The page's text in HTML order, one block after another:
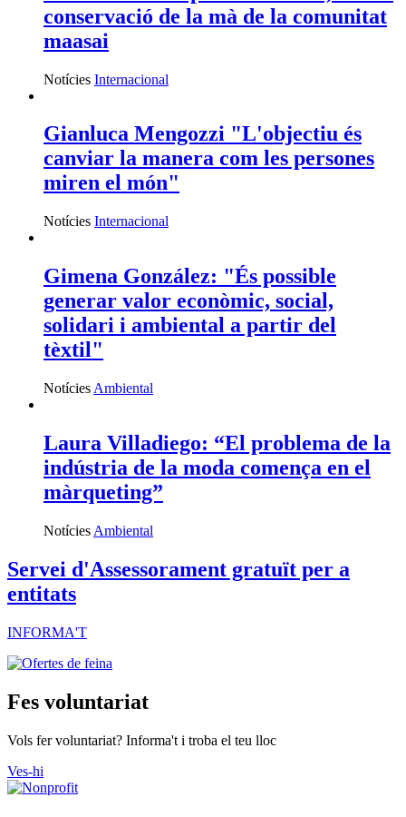
conservació de la mà de la comunitat
maasai
Notícies Internacional
Gianluca Mengozzi "L'objectiu és
canviar la manera com les persones
miren el món"
Notícies Internacional
Gimena González: "És possible
generar valor econòmic, social,
solidari i ambiental a partir del
tèxtil"
Notícies Ambiental
Laura Villadiego: “El problema de la
indústria de la moda comença en el
màrqueting”
Notícies Ambiental
Servei d'Assessorament gratuït per a
entitats
INFORMA'T
Fes voluntariat
Vols fer voluntariat? Informa't i troba el teu lloc
Ves-hi